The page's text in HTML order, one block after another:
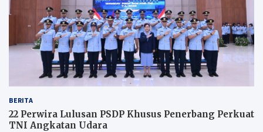
BERITA
22 Perwira Lulusan PSDP Khusus Penerbang Perkuat
TNI Angkatan Udara